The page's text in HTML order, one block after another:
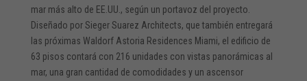
mar más alto de EE.UU., según un portavoz del proyecto.
Diseñado por Sieger Suarez Architects, que también entregará
las próximas Waldorf Astoria Residences Miami, el edificio de
63 pisos contará con 216 unidades con vistas panorámicas al
mar, una gran cantidad de comodidades y un ascensor